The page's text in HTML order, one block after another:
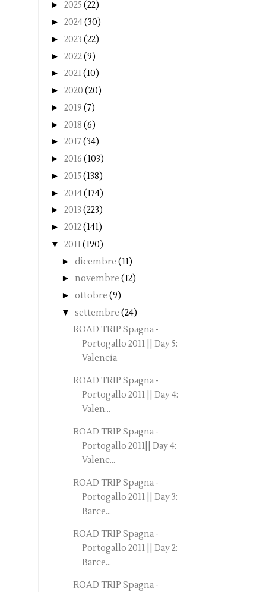
► 2025 (22)
► 2024(30)
► 2023 (22)
► 2022(9)
► 2021(10)
► 2020 (20)
► 2019 (7)
► 2018 (6)
► 2017 (34)
► 2016 (103)
► 2015 (138)
► 2014(174)
► 2013 (223)
► 2012(141)
▼ 2011(190)
► dicembre (11)
► novembre (12)
► ottobre (9)
▼ settembre (24)
ROAD TRIP Spagna -
Portogallo 2011 || Day 5:
Valencia
ROAD TRIP Spagna -
Portogallo 2011 || Day 4:
Valen...
ROAD TRIP Spagna -
Portogallo 2011|| Day 4:
Valenc...
ROAD TRIP Spagna -
Portogallo 2011 || Day 3:
Barce...
ROAD TRIP Spagna -
Portogallo 2011 || Day 2:
Barce...
ROAD TRIP Spagna -